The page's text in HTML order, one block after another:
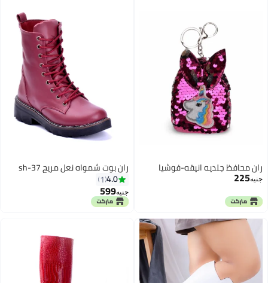
2
ران محافظ جلديه انيقه-فوشيا
جنيه225
ران بوت شمواه نعل مريح sh-37
4.0
1
جنيه599